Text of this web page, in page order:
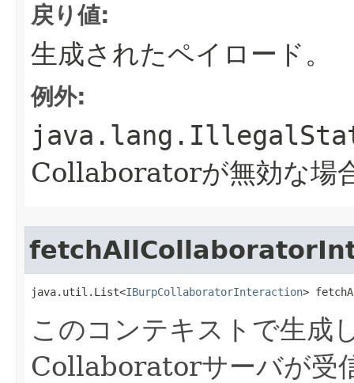
戻り値:
生成されたペイロード。
例外:
Collaboratorが無効な場
java.util.List<IBurpCollaboratorInteraction>
このコンテキストで生成
Collaboratorサーバが受